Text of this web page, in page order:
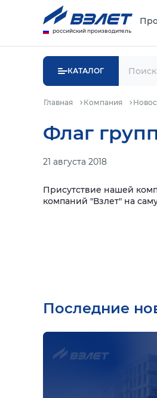
российский производитель
КАТАЛОГ
Главная Компания
Флаг
21 августа 2018
Присутствие нашей
компаний "Взлет" на
Последние